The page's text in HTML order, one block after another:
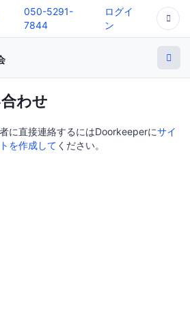
050-5291-
7844
ログイ
ン
わせ
に直接連絡するにはDoorkeeperにサイ
を作成して ください。